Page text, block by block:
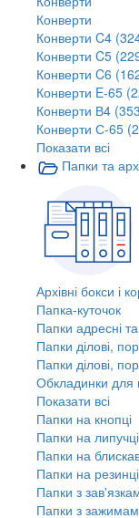
Конверти
Конверти C4
Конверти C5
Конверти C6
Конверти E-65
Конверти В4
Конверти С-65
Показати всі
Папки та
Архівні бокси і
Папка-куточок
Папки адресні та
Папки ділові,
Папки ділові,
Обкладинки для
Показати всі
Папки на кнопці
Папки на липучці
Папки на
Папки на резинці
Папки з
Папки з